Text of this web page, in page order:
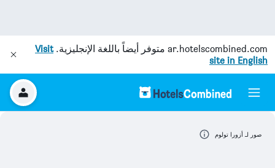
ar.hotelscombined.com متوفر أيضاً باللغة الإنجليزية.Visit
site in English
صور لـ أزورا تولوم